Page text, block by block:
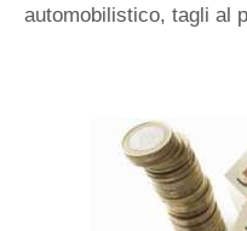
automobilistico, tagli al